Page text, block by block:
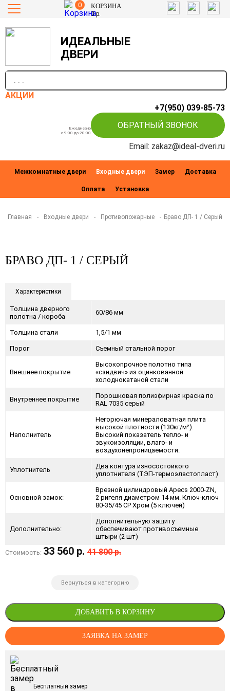
0 КОРЗИНА
0р.
ИДЕАЛЬНЫЕ
ДВЕРИ
АКЦИИ
+7(950) 039-85-73
Ежедневно
c 9:00 до 20:00
ОБРАТНЫЙ ЗВОНОК
Email: zakaz@ideal-dveri.ru
Межкомнатные двери Входные двери Замер Доставка
Оплата Установка
Главная - Входные двери - Противопожарные - Браво ДП- 1 / Серый
БРАВО ДП- 1 / СЕРЫЙ
Характеристики
Толщина дверного
полотна / короба
60/86 мм
Толщина стали 1,5/1 мм
Порог Съемный стальной порог
Внешнее покрытие
Высокопрочное полотно типа
«сэндвич» из оцинкованной
холоднокатаной стали
Внутреннее покрытие
Порошковая полиэфирная краска по
RAL 7035 серый
Наполнитель
Негорючая минераловатная плита
высокой плотности (130кг/м²).
Высокий показатель тепло- и
звукоизоляции, влаго- и
воздухонепроницаемости.
Уплотнитель
Два контура износостойкого
уплотнителя (ТЭП-термоэластопласт)
Основной замок:
Врезной цилиндровый Apecs 2000-ZN,
2 ригеля диаметром 14 мм. Ключ-ключ
80-35/45 CP Хром (5 ключей)
Дополнительно:
Дополнительную защиту
обеспечивают противосъемные
штыри (2 шт)
Стоимость: 33 560 р. 41 800 р.
Вернуться в категорию
ДОБАВИТЬ В КОРЗИНУ
ЗАЯВКА НА ЗАМЕР
Бесплатный замер